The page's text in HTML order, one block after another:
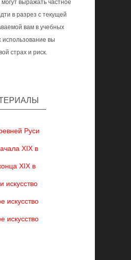
выражать частное
в разрез с текущей
вам в учебных
вы
страх и риск.
Руси
XIX в
XIX в
искусство
искусство
искусство